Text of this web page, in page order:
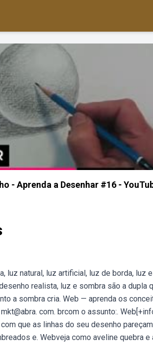
- Aprenda a Desenhar #16 -
natural, luz artificial, luz de borda, luz
realista, luz e sombra são a dupla
a sombra cria. Web — aprenda os
com. brcom o assunto:.
que as linhas do seu desenho
e. Webveja como aveline quebra